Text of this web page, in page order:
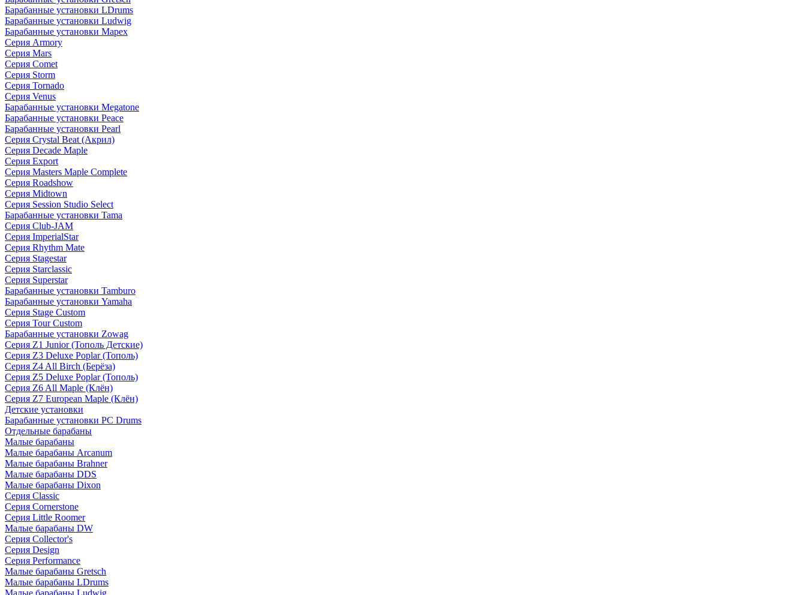
Барабанные установки LDrums
Барабанные установки Ludwig
Барабанные установки Mapex
Серия Armory
Серия Mars
Серия Comet
Серия Storm
Серия Tornado
Серия Venus
Барабанные установки Megatone
Барабанные установки Peace
Барабанные установки Pearl
Серия Crystal Beat (Акрил)
Серия Decade Maple
Серия Export
Серия Masters Maple Complete
Серия Roadshow
Серия Midtown
Серия Session Studio Select
Барабанные установки Tama
Серия Club-JAM
Серия ImperialStar
Серия Rhythm Mate
Серия Stagestar
Серия Starclassic
Серия Superstar
Барабанные установки Tamburo
Барабанные установки Yamaha
Серия Stage Custom
Серия Tour Custom
Барабанные установки Zowag
Серия Z1 Junior (Тополь Детские)
Серия Z3 Deluxe Poplar (Тополь)
Серия Z4 All Birch (Берёза)
Серия Z5 Deluxe Poplar (Тополь)
Серия Z6 All Maple (Клён)
Серия Z7 European Maple (Клён)
Детские установки
Барабанные установки PC Drums
Отдельные барабаны
Малые барабаны
Малые барабаны Arcanum
Малые барабаны Brahner
Малые барабаны DDS
Малые барабаны Dixon
Серия Classic
Серия Cornerstone
Серия Little Roomer
Малые барабаны DW
Серия Collector's
Серия Design
Серия Performance
Малые барабаны Gretsch
Малые барабаны LDrums
Малые барабаны Ludwig